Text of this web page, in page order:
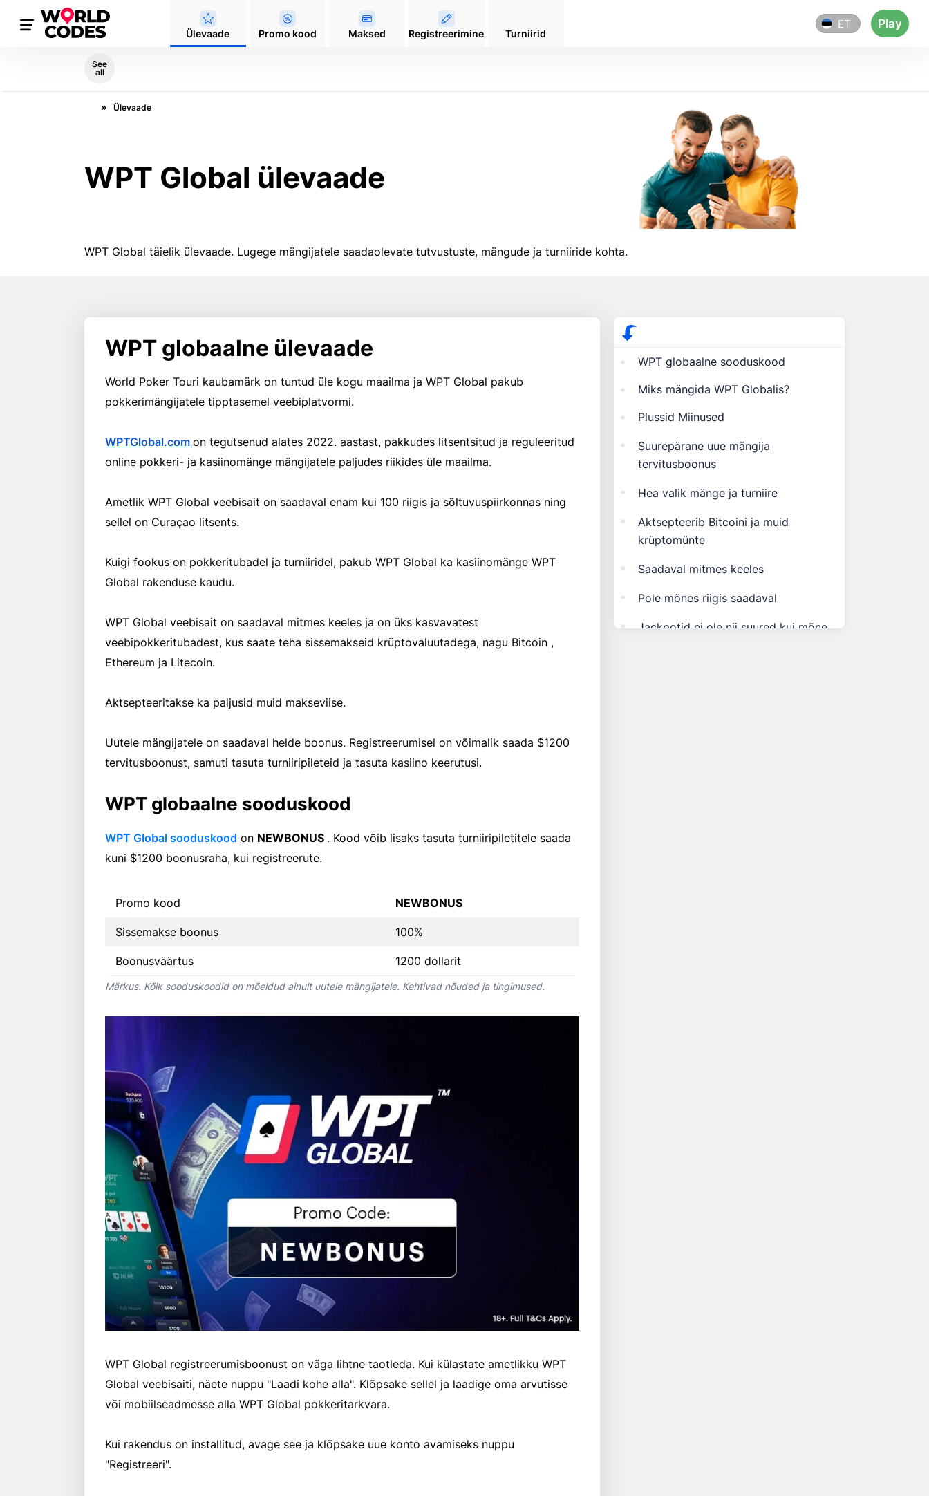
Ülevaade Promo kood Maksed Registreerimine Turniirid
ET Play
See
all
Ülevaade
WPT Global ülevaade
WPT Global täielik ülevaade. Lugege mängijatele saadaolevate tutvustuste, mängude ja turniiride kohta.
WPT globaalne ülevaade
World Poker Touri kaubamärk on tuntud üle kogu maailma ja WPT Global pakub
pokkerimängijatele tipptasemel veebiplatvormi.
WPTGlobal.com on tegutsenud alates 2022. aastast, pakkudes litsentsitud ja reguleeritud
online pokkeri- ja kasiinomänge mängijatele paljudes riikides üle maailma.
Ametlik WPT Global veebisait on saadaval enam kui 100 riigis ja sõltuvuspiirkonnas ning
sellel on Curaçao litsents.
Kuigi fookus on pokkeritubadel ja turniiridel, pakub WPT Global ka kasiinomänge WPT
Global rakenduse kaudu.
WPT Global veebisait on saadaval mitmes keeles ja on üks kasvavatest
veebipokkeritubadest, kus saate teha sissemakseid krüptovaluutadega, nagu Bitcoin ,
Ethereum ja Litecoin.
Aktsepteeritakse ka paljusid muid makseviise.
Uutele mängijatele on saadaval helde boonus. Registreerumisel on võimalik saada $1200
tervitusboonust, samuti tasuta turniiripileteid ja tasuta kasiino keerutusi.
WPT globaalne sooduskood
WPT Global sooduskood on NEWBONUS . Kood võib lisaks tasuta turniiripiletitele saada
kuni $1200 boonusraha, kui registreerute.
Promo kood NEWBONUS
Sissemakse boonus 100%
Boonusväärtus 1200 dollarit
Märkus. Kõik sooduskoodid on mõeldud ainult uutele mängijatele. Kehtivad nõuded ja tingimused.
WPT Global registreerumisboonust on väga lihtne taotleda. Kui külastate ametlikku WPT
Global veebisaiti, näete nuppu "Laadi kohe alla". Klõpsake sellel ja laadige oma arvutisse
või mobiilseadmesse alla WPT Global pokkeritarkvara.
Kui rakendus on installitud, avage see ja klõpsake uue konto avamiseks nuppu
"Registreeri".
WPT globaalne sooduskood
Miks mängida WPT Globalis?
Plussid Miinused
Suurepärane uue mängija
tervitusboonus
Hea valik mänge ja turniire
Aktsepteerib Bitcoini ja muid
krüptomünte
Saadaval mitmes keeles
Pole mõnes riigis saadaval
Jackpotid ei ole nii suured kui mõne